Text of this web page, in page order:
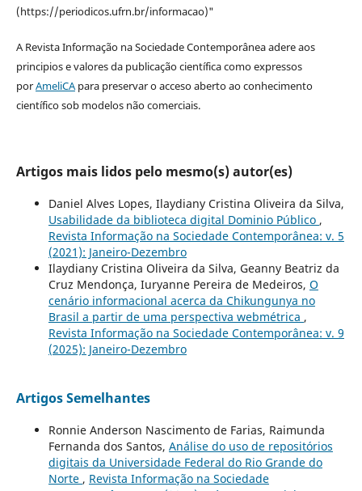
(https://periodicos.ufrn.br/informacao)"
A Revista Informação na Sociedade Contemporânea adere aos
principios e valores da publicação científica como expressos
porAmeliCApara preservar o acceso aberto ao conhecimento
científico sob modelos não comerciais.
Artigos mais lidos pelo mesmo(s) autor(es)
Daniel Alves Lopes, Ilaydiany Cristina Oliveira da Silva,
Usabilidade da biblioteca digital Dominio Público ,
Revista Informação na Sociedade Contemporânea: v. 5
(2021): Janeiro-Dezembro
Ilaydiany Cristina Oliveira da Silva, Geanny Beatriz da
Cruz Mendonça, Iuryanne Pereira de Medeiros, O
cenário informacional acerca da Chikungunya no
Brasil a partir de uma perspectiva webmétrica ,
Revista Informação na Sociedade Contemporânea: v. 9
(2025): Janeiro-Dezembro
Artigos Semelhantes
Ronnie Anderson Nascimento de Farias, Raimunda
Fernanda dos Santos, Análise do uso de repositórios
digitais da Universidade Federal do Rio Grande do
Norte , Revista Informação na Sociedade